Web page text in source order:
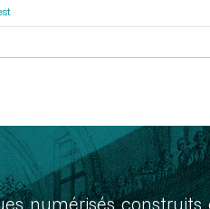
numérisés construits